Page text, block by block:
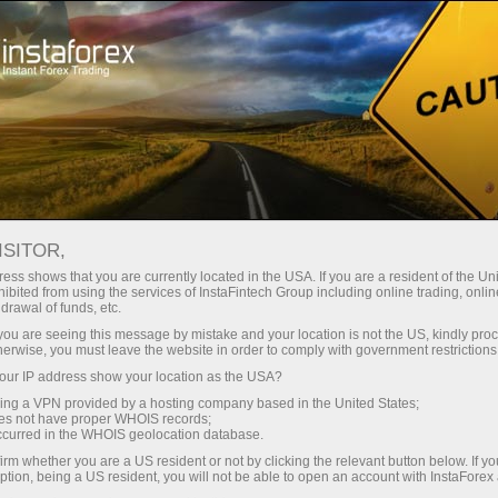
Con InstaForex obtiene acceso a
competitivas: apalancamiento de
hasta 1:5000, unos de los mejores
spreads y comisiones del
mercado, así como condiciones
atractivas para operar con
acciones e índices.
Spreads mínimos
Bono del 30%
en cada depósito
Velocidad
en el trading y en la pista
shows that you are currently located in the USA. If you are a resident of the
from using the services of InstaFintech Group including online trading,
of funds, etc.
are seeing this message by mistake and your location is not the US, kindly
you must leave the website in order to comply with government
IP address show your location as the USA?
a VPN provided by a hosting company based in the United States;
not have proper WHOIS records;
in the WHOIS geolocation database.
whether you are a US resident or not by clicking the relevant button below. If
being a US resident, you will not be able to open an account with InstaForex